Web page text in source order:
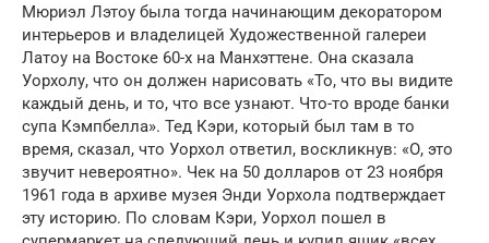
Мюриэл Лэтоу была тогда начинающим декоратором
интерьеров и владелицей Художественной галереи
Латоу на Востоке 60-х на Манхэттене. Она сказала
Уорхолу, что он должен нарисовать «То, что вы видите
каждый день, и то, что все узнают. Что-то вроде банки
супа Кэмпбелла». Тед Кэри, который был там в то
время, сказал, что Уорхол ответил, воскликнув: «О, это
звучит невероятно». Чек на 50 долларов от 23 ноября
1961 года в архиве музея Энди Уорхола подтверждает
эту историю. По словам Кэри, Уорхол пошел в